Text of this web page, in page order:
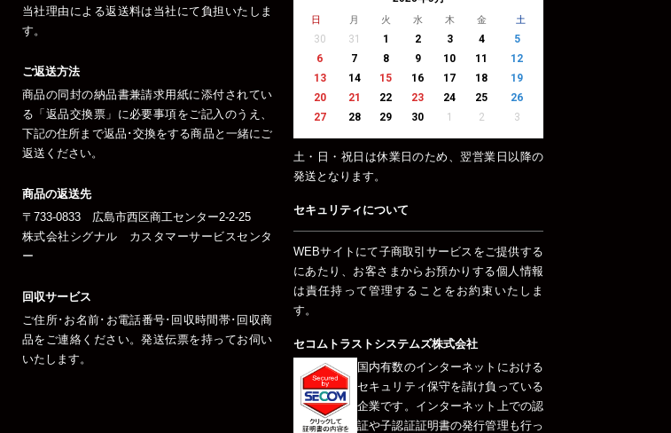
当社理由による返送料は当社にて負担いたしま
す。
ご返送方法
商品の同封の納品書兼請求用紙に添付されてい
る「返品交換票」に必要事項をご記入のうえ、
下記の住所まで返品･交換をする商品と一緒にご
返送ください。
商品の返送先
〒733-0833 広島市西区商工センター2-2-25
株式会社シグナル カスタマーサービスセンタ
ー
回収サービス
ご住所･お名前･お電話番号･回収時間帯･回収商
品をご連絡ください。発送伝票を持ってお伺い
いたします。
日 月 火 水 木 金 土
30 31 1 2 3 4
5
6
7 8 9 10 11
12
13
14 15 16 17 18
19
20
21 22 23 24 25
26
27
28 29 30 1 2 3
土・日・祝日は休業日のため、翌営業日以降の
発送となります。
セキュリティについて
WEBサイトにて子商取引サービスをご提供する
にあたり、お客さまからお預かりする個人情報
は責任持って管理することをお約束いたしま
す。
セコムトラストシステムズ株式会社
国内有数のインターネットにおける
セキュリティ保守を請け負っている
企業です。インターネット上での認
証や子認証証明書の発行管理も行っ